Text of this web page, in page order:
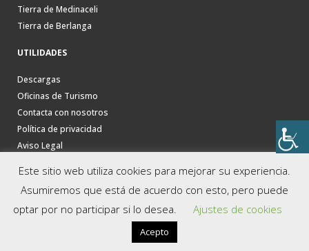
Tierra de Medinaceli
Tierra de Berlanga
UTILIDADES
Descargas
Oficinas de Turismo
Contacta con nosotros
Política de privacidad
Aviso Legal
Este sitio web utiliza cookies para mejorar su experiencia.
Asumiremos que está de acuerdo con esto, pero puede
optar por no participar si lo desea.
Ajustes de cookies
Acepto